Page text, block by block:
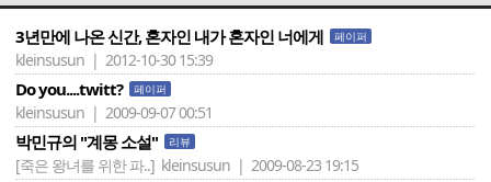
3년만에 나온 신간, 혼자인 내가 혼자인 너에게 페이퍼
kleinsusun | 2012-10-30 15:39
Do you....twitt? 페이퍼
kleinsusun | 2009-09-07 00:51
박민규의 "계몽 소설" 리뷰
[죽은 왕녀를 위한 파..] kleinsusun | 2009-08-23 19:15